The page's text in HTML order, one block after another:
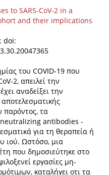
to SARS-CoV-2 in a
and their implications
doi:
του COVID-19 που
2, απειλεί την
αναδείξει την
παρόντος, τα
antibodies -
για τη θεραπεία ή
ιού. Ωστόσο, μια
που δημοσιεύτηκε στο
εργασίες μη-
καταλήγει οτι τα